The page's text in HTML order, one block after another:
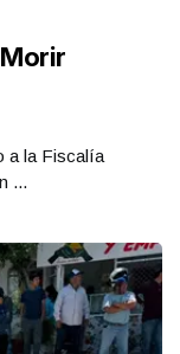
a la Fiscalía
...